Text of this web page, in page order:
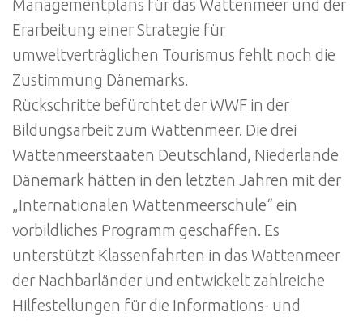
Managementplans für das Wattenmeer und der
Erarbeitung einer Strategie für
umweltverträglichen Tourismus fehlt noch die
Zustimmung Dänemarks.
Rückschritte befürchtet der WWF in der
Bildungsarbeit zum Wattenmeer. Die drei
Wattenmeerstaaten Deutschland, Niederlande
Dänemark hätten in den letzten Jahren mit der
„Internationalen Wattenmeerschule“ ein
vorbildliches Programm geschaffen. Es
unterstützt Klassenfahrten in das Wattenmeer
der Nachbarländer und entwickelt zahlreiche
Hilfestellungen für die Informations- und